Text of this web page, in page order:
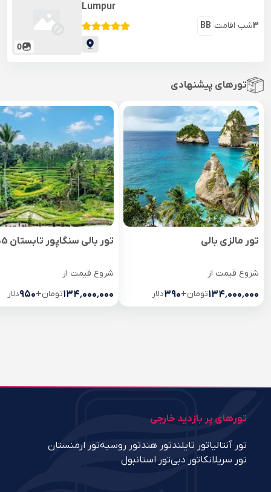
0
Lumpur
BB شب اقامت3
تورهای پیشنهادی
تور مالزی بالی
شروع قیمت از
۱۳۴٬۰۰۰٬۰۰۰تومان+۳۹۰دلار
تور بالی سنگاپور تابستان 1405
شروع قیمت از
۱۳۴٬۰۰۰٬۰۰۰تومان+۹۵۰دلار
تورهای پر بازدید خارجی
تور آنتالیاتور تایلندتور هندتور روسیهتور ارمنستان
تور سریلانکاتور دبیتور استانبول